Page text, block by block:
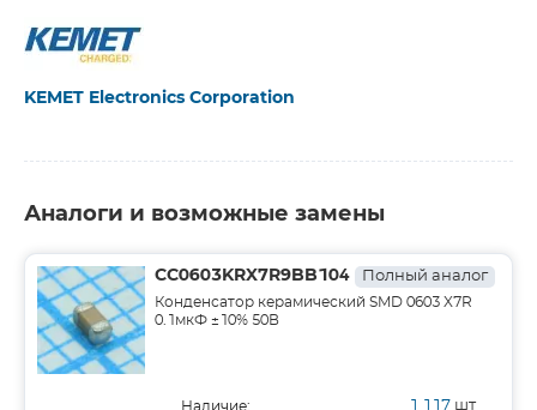
KEMET Electronics Corporation
Аналоги и возможные замены
CC0603KRX7R9BB104 Полный аналог
Конденсатор керамический SMD 0603 X7R
0.1мкФ ±10% 50В
Наличие: 1 117 шт